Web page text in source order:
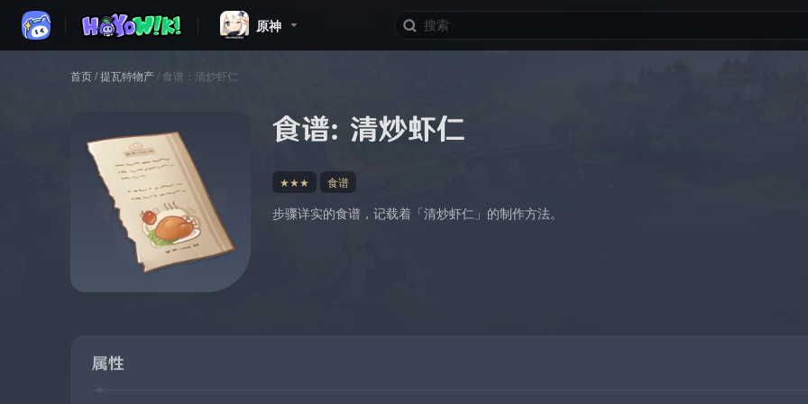
原神
首页/提瓦特物产/ 食谱：清炒虾仁
食谱：清炒虾仁
★★★ 食谱
步骤详实的食谱，记载着「清炒虾仁」的制作方法。
属性